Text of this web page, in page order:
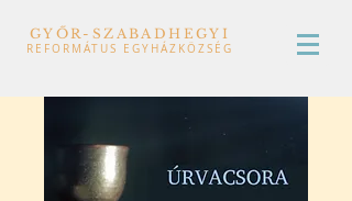
GYŐR-SZABADHEGYI
REFORMÁTUS EGYHÁZKÖZSÉG